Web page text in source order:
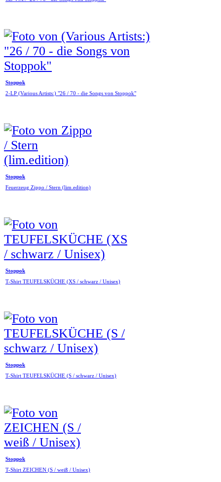
Stoppok
2-LP (Various Artists:) "26 / 70 - die Songs von Stoppok"
Stoppok
Feuerzeug Zippo / Stern (lim.edition)
Stoppok
T-Shirt TEUFELSKÜCHE (XS / schwarz / Unisex)
Stoppok
T-Shirt TEUFELSKÜCHE (S / schwarz / Unisex)
Stoppok
T-Shirt ZEICHEN (S / weiß / Unisex)